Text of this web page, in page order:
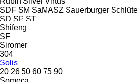
SDF SM SaMASZ Sauerburger
SD SP ST
Shifeng
SF
Siromer
304
Solis
20 26 50 60 75 90
Someca